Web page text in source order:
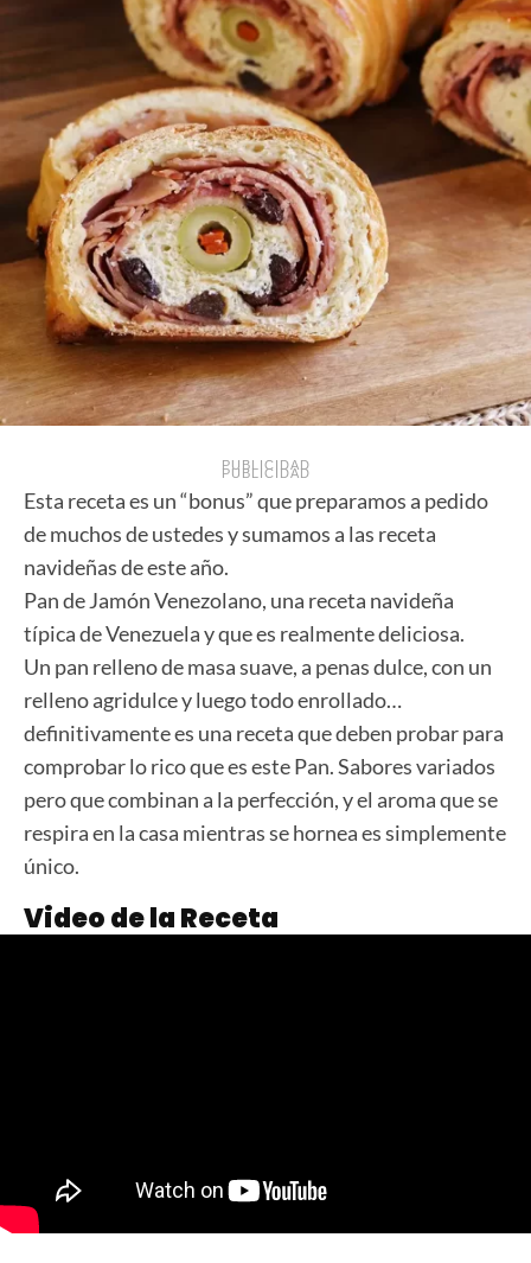
PUBLICIDAD
PUBLICIDAD
Esta receta es un “bonus” que preparamos a pedido
de muchos de ustedes y sumamos a las receta
navideñas de este año.
Pan de Jamón Venezolano, una receta navideña
típica de Venezuela y que es realmente deliciosa.
Un pan relleno de masa suave, a penas dulce, con un
relleno agridulce y luego todo enrollado…
definitivamente es una receta que deben probar para
comprobar lo rico que es este Pan. Sabores variados
pero que combinan a la perfección, y el aroma que se
respira en la casa mientras se hornea es simplemente
único.
Video de la Receta